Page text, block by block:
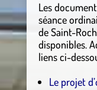
Les
séance
de Saint-
disponibles.
liens ci-
Le projet